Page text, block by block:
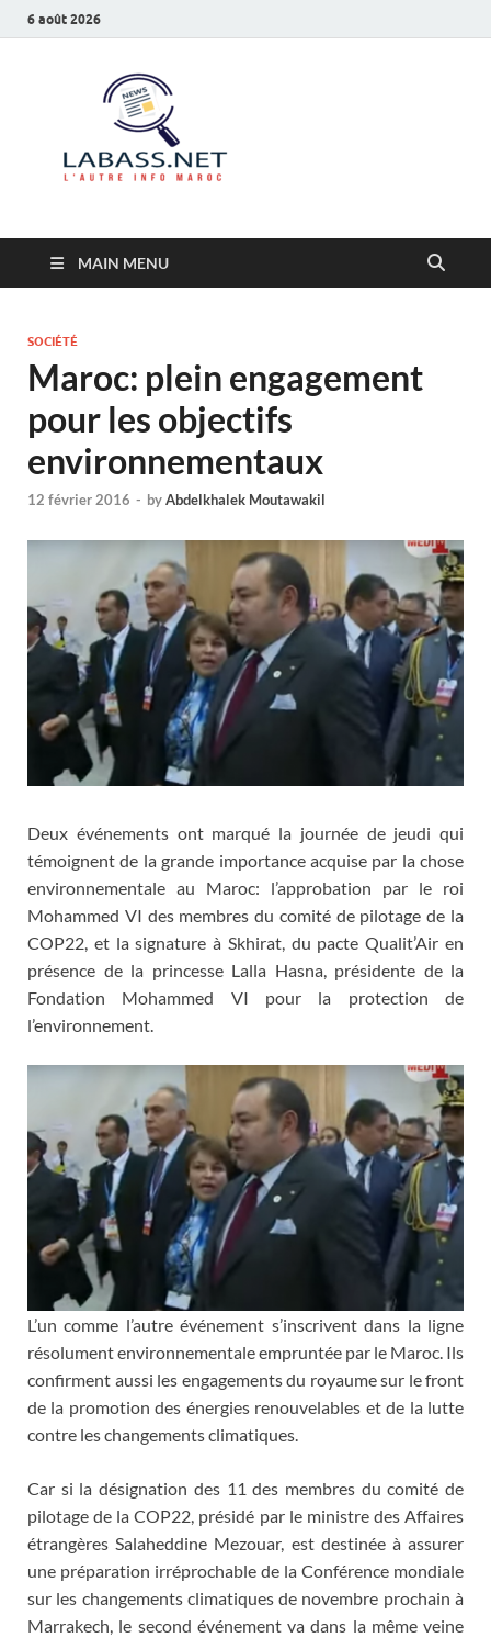
6 août 2026
MAIN MENU
SOCIÉTÉ
Maroc: plein engagement
pour les objectifs
environnementaux
12 février 2016 - byAbdelkhalek Moutawakil
Deux événements ont marqué la journée de jeudi qui
témoignent de la grande importance acquise par la chose
environnementale au Maroc: l’approbation par le roi
Mohammed VI des membres du comité de pilotage de la
COP22, et la signature à Skhirat, du pacte Qualit’Air en
présence de la princesse Lalla Hasna, présidente de la
Fondation Mohammed VI pour la protection de
l’environnement.
L’un comme l’autre événement s’inscrivent dans la ligne
résolument environnementale empruntée par le Maroc. Ils
confirment aussi les engagements du royaume sur le front
de la promotion des énergies renouvelables et de la lutte
contre les changements climatiques.
Car si la désignation des 11 des membres du comité de
pilotage de la COP22, présidé par le ministre des Affaires
étrangères Salaheddine Mezouar, est destinée à assurer
une préparation irréprochable de la Conférence mondiale
sur les changements climatiques de novembre prochain à
Marrakech, le second événement va dans la même veine